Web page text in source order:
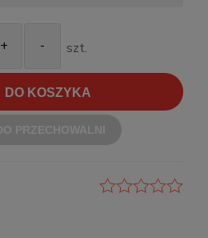
+ - szt.
DO KOSZYKA